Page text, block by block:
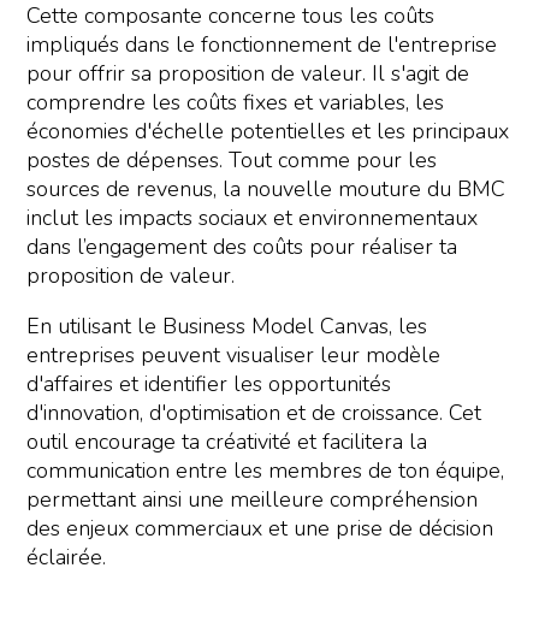
Cette composante concerne tous les coûts
impliqués dans le fonctionnement de l'entreprise
pour offrir sa proposition de valeur. Il s'agit de
comprendre les coûts fixes et variables, les
économies d'échelle potentielles et les principaux
postes de dépenses. Tout comme pour les
sources de revenus, la nouvelle mouture du BMC
inclut les impacts sociaux et environnementaux
dans l’engagement des coûts pour réaliser ta
proposition de valeur.
En utilisant le Business Model Canvas, les
entreprises peuvent visualiser leur modèle
d'affaires et identifier les opportunités
d'innovation, d'optimisation et de croissance. Cet
outil encourage ta créativité et facilitera la
communication entre les membres de ton équipe,
permettant ainsi une meilleure compréhension
des enjeux commerciaux et une prise de décision
éclairée.